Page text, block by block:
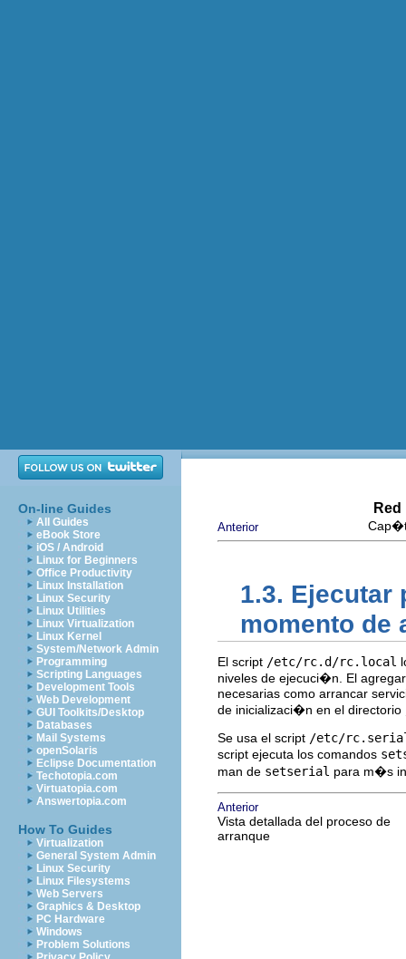
On-line Guides
All Guides
eBook Store
iOS / Android
Linux for Beginners
Office Productivity
Linux Installation
Linux Security
Linux Utilities
Linux Virtualization
Linux Kernel
System/Network Admin
Programming
Scripting Languages
Development Tools
Web Development
GUI Toolkits/Desktop
Databases
Mail Systems
openSolaris
Eclipse Documentation
Techotopia.com
Virtuatopia.com
Answertopia.com
How To Guides
Virtualization
General System Admin
Linux Security
Linux Filesystems
Web Servers
Graphics & Desktop
PC Hardware
Windows
Problem Solutions
Anterior
1.3. Ejecutar
momento de
El script /etc/rc.d/rc.local
niveles de ejecuci�n. El
necesarias como arrancar
de inicializaci�n en el directorio
Se usa el script /etc/
script ejecuta los comandos
man de setserial para m�s
Anterior
Vista detallada del proceso de
arranque